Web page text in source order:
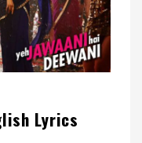
Lyrics